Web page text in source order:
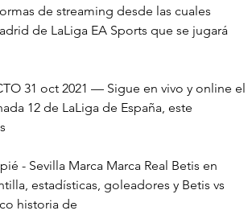
de streaming desde las cuales
de LaLiga EA Sports que se jugará
31 oct 2021 — Sigue en vivo y online el
12 de LaLiga de España, este
- Sevilla Marca Marca Real Betis en
estadísticas, goleadores y Betis vs
historia de